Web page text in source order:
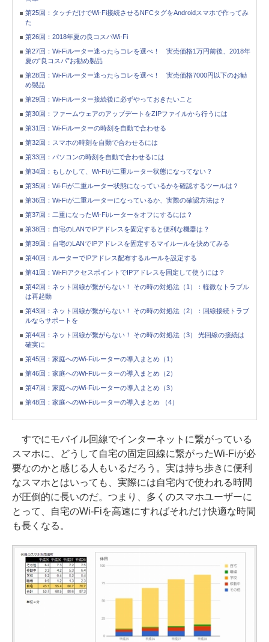
第25回：タッチだけでWi-Fi接続させるNFCタグをAndroidスマホで作ってみ
た
第26回：2018年夏の良コスパWi-Fi
第27回：Wi-Fiルーター迷ったらコレを選べ！ 実売価格1万円前後、2018年
夏の“良コスパ”お勧め製品
第28回：Wi-Fiルーター迷ったらコレを選べ！ 実売価格7000円以下のお勧
め製品
第29回：Wi-Fiルーター接続後に必ずやっておきたいこと
第30回：ファームウェアのアップデートをZIPファイルから行うには
第31回：Wi-Fiルーターの時刻を自動で合わせる
第32回：スマホの時刻を自動で合わせるには
第33回：パソコンの時刻を自動で合わせるには
第34回：もしかして、Wi-Fiが二重ルーター状態になってない？
第35回：Wi-Fiが二重ルーター状態になっているかを確認するツールは？
第36回：Wi-Fiが二重ルーターになっているか、実際の確認方法は？
第37回：二重になったWi-Fiルーターをオフにするには？
第38回：自宅のLANでIPアドレスを固定すると便利な機器は？
第39回：自宅のLANでIPアドレスを固定するマイルールを決めてみる
第40回：ルーターでIPアドレス配布するルールを設定する
第41回：Wi-FiアクセスポイントでIPアドレスを固定して使うには？
第42回：ネット回線が繋がらない！ その時の対処法（1）：軽微なトラブル
は再起動
第43回：ネット回線が繋がらない！ その時の対処法（2）：回線接続トラブ
ルならサポートを
第44回：ネット回線が繋がらない！ その時の対処法（3） 光回線の接続は
確実に
第45回：家庭へのWi-Fiルーターの導入まとめ（1）
第46回：家庭へのWi-Fiルーターの導入まとめ（2）
第47回：家庭へのWi-Fiルーターの導入まとめ（3）
第48回：家庭へのWi-Fiルーターの導入まとめ （4）
すでにモバイル回線でインターネットに繋がっている
スマホに、どうして自宅の固定回線に繋がったWi-Fiが必
要なのかと感じる人もいるだろう。実は持ち歩きに便利
なスマホとはいっても、実際には自宅内で使われる時間
が圧倒的に長いのだ。つまり、多くのスマホユーザーに
とって、自宅のWi-Fiを高速にすればそれだけ快適な時間
も長くなる。